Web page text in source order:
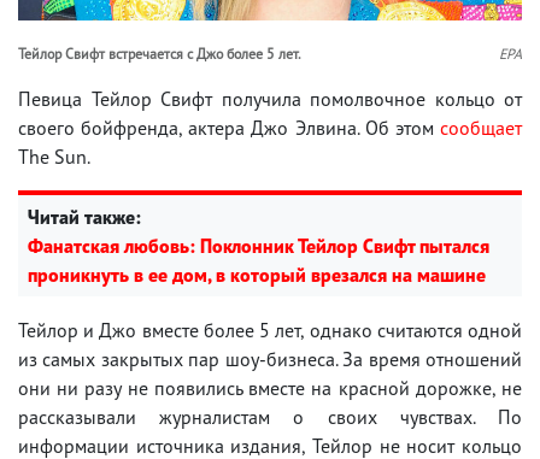
Тейлор Свифт встречается с Джо более 5 лет. EPA
Певица Тейлор Свифт получила помолвочное кольцо от
своего бойфренда, актера Джо Элвина. Об этом сообщает
The Sun.
Читай также:
Фанатская любовь: Поклонник Тейлор Свифт пытался
проникнуть в ее дом, в который врезался на машине
Тейлор и Джо вместе более 5 лет, однако считаются одной
из самых закрытых пар шоу-бизнеса. За время отношений
они ни разу не появились вместе на красной дорожке, не
рассказывали журналистам о своих чувствах. По
информации источника издания, Тейлор не носит кольцо